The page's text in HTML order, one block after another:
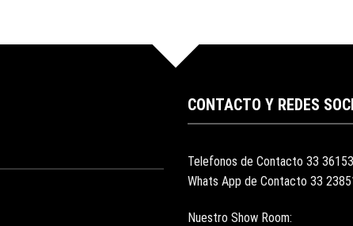
CONTACTO Y REDES
Telefonos de Contacto 33
Whats App de Contacto 33
Nuestro Show Room: